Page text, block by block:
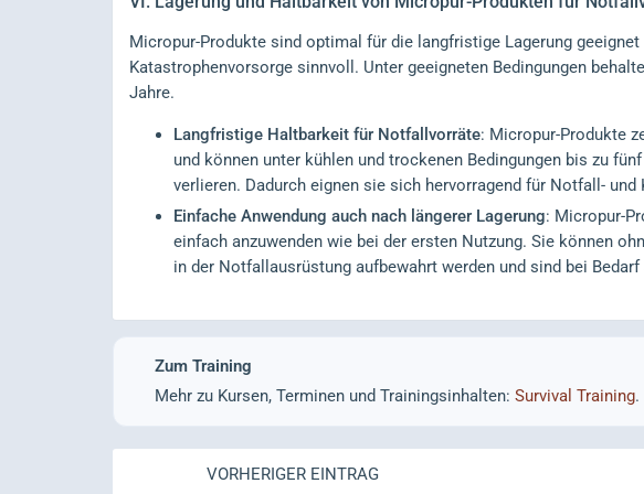
Micropur-Produkte sind optimal für die langfristige Lagerung
Katastrophenvorsorge sinnvoll. Unter geeigneten Bedingungen
Jahre.
Langfristige Haltbarkeit für Notfallvorräte: Micropur-Produkte
und können unter kühlen und trockenen Bedingungen bis zu
verlieren. Dadurch eignen sie sich hervorragend für Notfall- und
Einfache Anwendung auch nach längerer Lagerung: Micropur-
einfach anzuwenden wie bei der ersten Nutzung. Sie können
in der Notfallausrüstung aufbewahrt werden und sind bei
Zum Training
Mehr zu Kursen, Terminen und Trainingsinhalten: Survival Training.
VORHERIGER EINTRAG